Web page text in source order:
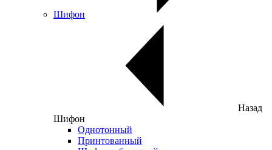
Шифон
Назад
Шифон
Однотонный
Принтованный